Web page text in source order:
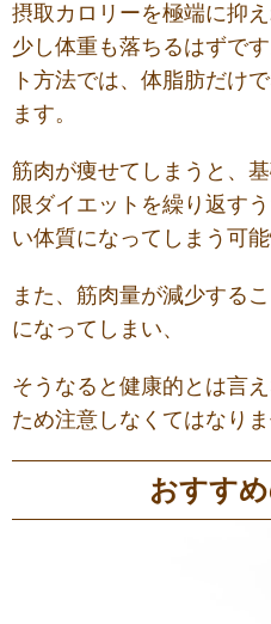
摂取カロリーを極端に抑
少し体重も落ちるはずで
ト方法では、体脂肪だけで
ます。
筋肉が痩せてしまうと、
限ダイエットを繰り返す
い体質になってしまう可能
また、筋肉量が減少する
になってしまい、
そうなると健康的とは言
ため注意しなくてはなりま
おすす